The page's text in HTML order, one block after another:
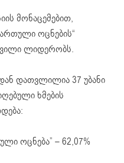
მონაცემებით,
ოცნების“
ლიდერობს.
დათვლილია 37 უბანი
ხმების
ოცნება” – 62,07%